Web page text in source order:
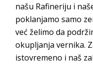
našu Rafineriju i
poklanjamo samo
već želimo da
okupljanja vernika.
istovremeno i naš